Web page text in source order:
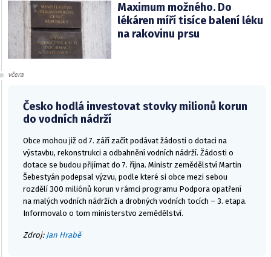
Maximum možného. Do
lékáren míří tisíce balení léku
na rakovinu prsu
včera
Česko hodlá investovat stovky milionů korun
do vodních nádrží
Obce mohou již od 7. září začít podávat žádosti o dotaci na
výstavbu, rekonstrukci a odbahnění vodních nádrží. Žádosti o
dotace se budou přijímat do 7. října. Ministr zemědělství Martin
Šebestyán podepsal výzvu, podle které si obce mezi sebou
rozdělí 300 miliónů korun v rámci programu Podpora opatření
na malých vodních nádržích a drobných vodních tocích – 3. etapa.
Informovalo o tom ministerstvo zemědělství.
Zdroj: Jan Hrabě